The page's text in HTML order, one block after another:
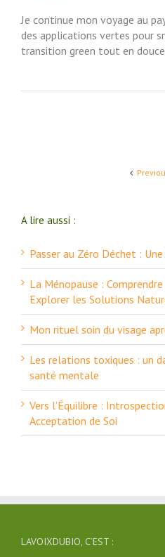
Je continue mon voyage au
des applications vertes pour
transition green tout en
A lire aussi :
Passer au Zéro Déchet :
La Ménopause :
Explorer les Solutions
Mon rituel soin du visage
Les relations toxiques : un
santé mentale
Vers l’Équilibre :
Acceptation de Soi
LAVOIXDUBIO, C’EST :